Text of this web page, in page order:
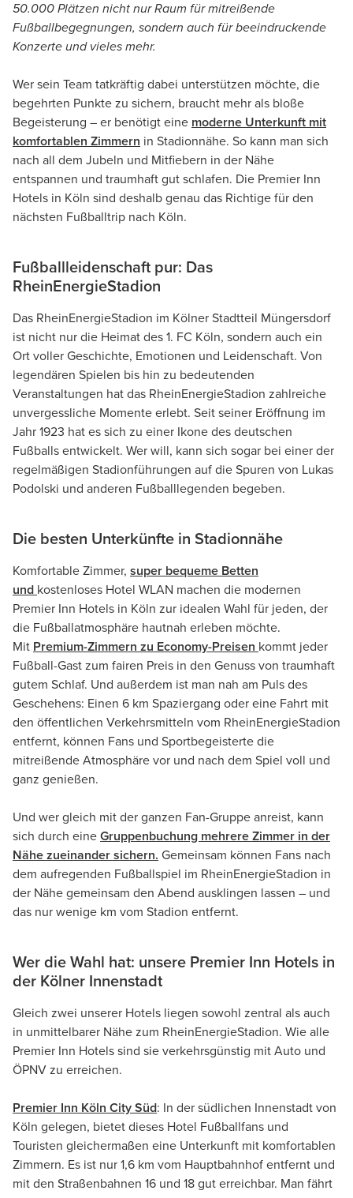
50.000 Plätzen nicht nur Raum für mitreißende
Fußballbegegnungen, sondern auch für beeindruckende
Konzerte und vieles mehr.
Wer sein Team tatkräftig dabei unterstützen möchte, die
begehrten Punkte zu sichern, braucht mehr als bloße
Begeisterung – er benötigt eine moderne Unterkunft mit
komfortablen Zimmern in Stadionnähe. So kann man sich
nach all dem Jubeln und Mitfiebern in der Nähe
entspannen und traumhaft gut schlafen. Die Premier Inn
Hotels in Köln sind deshalb genau das Richtige für den
nächsten Fußballtrip nach Köln.
Fußballleidenschaft pur: Das
RheinEnergieStadion
Das RheinEnergieStadion im Kölner Stadtteil Müngersdorf
ist nicht nur die Heimat des 1. FC Köln, sondern auch ein
Ort voller Geschichte, Emotionen und Leidenschaft. Von
legendären Spielen bis hin zu bedeutenden
Veranstaltungen hat das RheinEnergieStadion zahlreiche
unvergessliche Momente erlebt. Seit seiner Eröffnung im
Jahr 1923 hat es sich zu einer Ikone des deutschen
Fußballs entwickelt. Wer will, kann sich sogar bei einer der
regelmäßigen Stadionführungen auf die Spuren von Lukas
Podolski und anderen Fußballlegenden begeben.
Die besten Unterkünfte in Stadionnähe
Komfortable Zimmer, super bequeme Betten
und kostenloses Hotel WLAN machen die modernen
Premier Inn Hotels in Köln zur idealen Wahl für jeden, der
die Fußballatmosphäre hautnah erleben möchte.
Mit Premium-Zimmern zu Economy-Preisen kommt jeder
Fußball-Gast zum fairen Preis in den Genuss von traumhaft
gutem Schlaf. Und außerdem ist man nah am Puls des
Geschehens: Einen 6 km Spaziergang oder eine Fahrt mit
den öffentlichen Verkehrsmitteln vom RheinEnergieStadion
entfernt, können Fans und Sportbegeisterte die
mitreißende Atmosphäre vor und nach dem Spiel voll und
ganz genießen.
Und wer gleich mit der ganzen Fan-Gruppe anreist, kann
sich durch eine Gruppenbuchung mehrere Zimmer in der
Nähe zueinander sichern. Gemeinsam können Fans nach
dem aufregenden Fußballspiel im RheinEnergieStadion in
der Nähe gemeinsam den Abend ausklingen lassen – und
das nur wenige km vom Stadion entfernt.
Wer die Wahl hat: unsere Premier Inn Hotels in
der Kölner Innenstadt
Gleich zwei unserer Hotels liegen sowohl zentral als auch
in unmittelbarer Nähe zum RheinEnergieStadion. Wie alle
Premier Inn Hotels sind sie verkehrsgünstig mit Auto und
ÖPNV zu erreichen.
Premier Inn Köln City Süd: In der südlichen Innenstadt von
Köln gelegen, bietet dieses Hotel Fußballfans und
Touristen gleichermaßen eine Unterkunft mit komfortablen
Zimmern. Es ist nur 1,6 km vom Hauptbahnhof entfernt und
mit den Straßenbahnen 16 und 18 gut erreichbar. Man fährt